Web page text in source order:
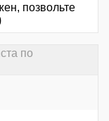
позвольте
по